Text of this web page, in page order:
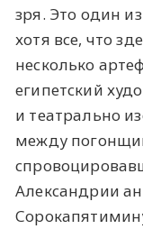
зря. Это один
хотя все, что
несколько
египетский
и театрально
между
Александрии